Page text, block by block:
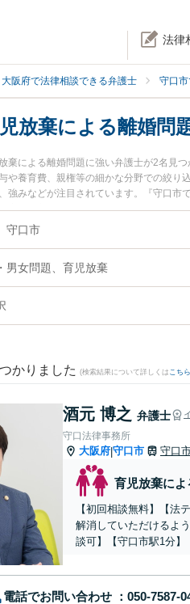
法律
大阪府で法律相談できる弁護士 守口
放棄による離婚問
棄による離婚問題に強い弁護士が2名見
や養育費、親権等の細かな分野での絞
強みなどが注目されています。『守口
実績豊富な近くの弁護士を検索したい
す。
守口市
男女問題、育児放棄
かりました (検索結果について詳しくは こちら
酒元 博之 弁護士
守口法律事務所
大阪府|守口市 守口
育児放棄によ
【初回相談無料】【法
解消していただけるよ
談可】【守口市駅1分】
電話でお問い合わせ